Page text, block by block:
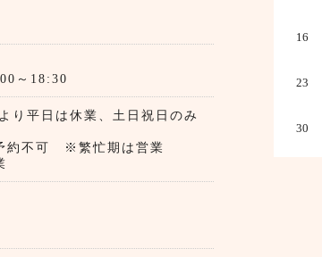
～18:30
り平日は休業、土日祝日のみ
予約不可 ※繁忙期は営業
16
23
30